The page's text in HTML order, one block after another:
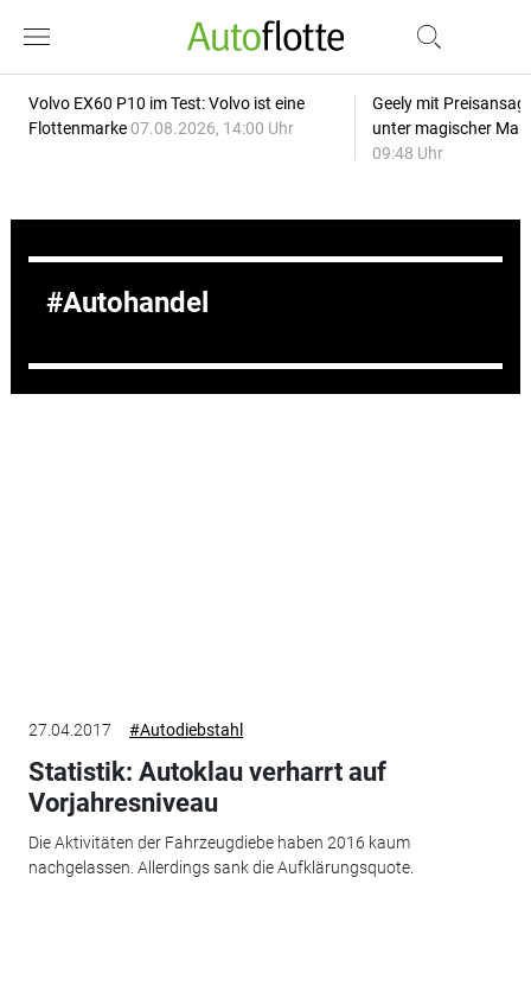
Volvo EX60 P10 im Test: Volvo ist eine
Flottenmarke 07.08.2026, 14:00 Uhr
Geely mit
unter magischer
09:48 Uhr
Autohandel
27.04.2017 #Autodiebstahl
Statistik: Autoklau verharrt auf
Vorjahresniveau
Die Aktivitäten der Fahrzeugdiebe haben 2016 kaum
nachgelassen. Allerdings sank die Aufklärungsquote.